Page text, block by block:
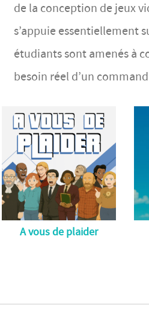
de la conception de jeux
s’appuie essentiellement
étudiants sont amenés à
besoin réel d’un
A vous de plaider